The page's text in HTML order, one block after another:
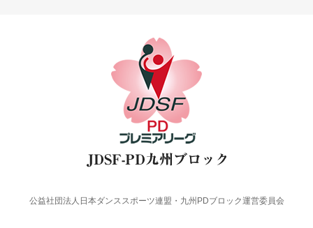
公益社団法人日本ダンススポーツ連盟・九州PDブロック運営委員会